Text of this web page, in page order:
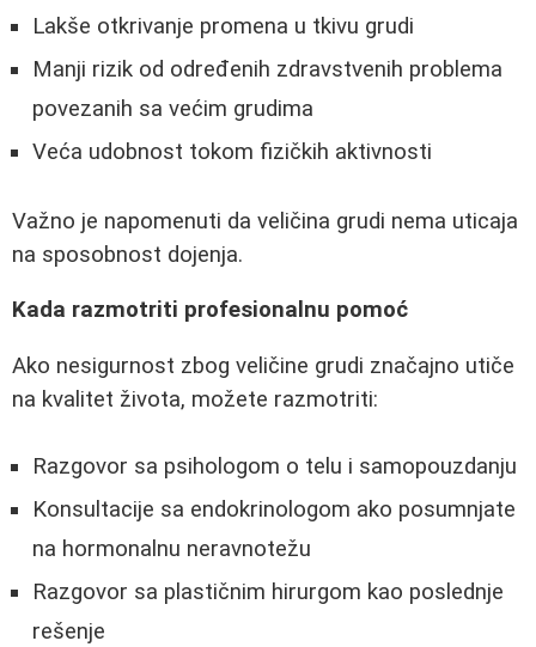
Lakše otkrivanje promena u tkivu grudi
Manji rizik od određenih zdravstvenih problema
povezanih sa većim grudima
Veća udobnost tokom fizičkih aktivnosti
Važno je napomenuti da veličina grudi nema uticaja
na sposobnost dojenja.
Kada razmotriti profesionalnu pomoć
Ako nesigurnost zbog veličine grudi značajno utiče
na kvalitet života, možete razmotriti:
Razgovor sa psihologom o telu i samopouzdanju
Konsultacije sa endokrinologom ako posumnjate
na hormonalnu neravnotežu
Razgovor sa plastičnim hirurgom kao poslednje
rešenje